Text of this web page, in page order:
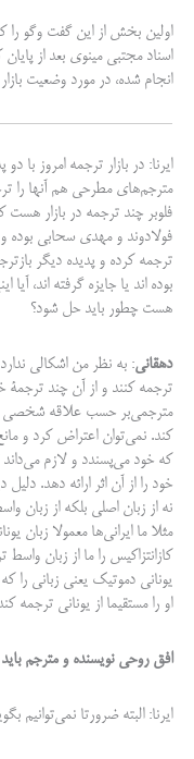
اولین بخش از این گفت وگو را
اسناد مجتبی مینوی بعد از
انجام شده، در مورد وضعیت
ایرنا: در بازار ترجمه امروز با
مترجم‌های مطرحی هم آنها را
فلوبر چند ترجمه در بازار
فولادوند و مهدی سحابی بوده و
ترجمه کرده و پدیده دیگر
بوده اند یا جایزه گرفته اند،
هست چطور باید حل شود؟
دهقانی: به نظر من اشکالی
ترجمه کنند و از آن چند
مترجمی‌بر حسب علاقه شخصی
کند. نمی‌توان اعتراض کرد و
که خود می­‌پسندد و لازم می­‌داند
خود را از آن اثر ارائه دهد.
نه از زبان اصلی بلکه از زبان
مثلا ما ایرانی‌ها معمولا زبان
کازانتزاکیس را ما از زبان
یونانی دموتیک یعنی زبانی را
او را مستقیما از یونانی ترجمه
افق روحی نویسنده و مترجم
ایرنا: البته ضرورتا نمی‌توانیم